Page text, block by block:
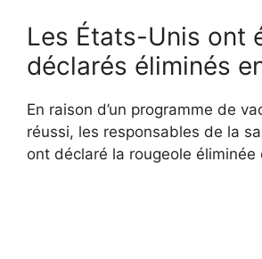
Les États-Unis ont
déclarés éliminés
En raison d’un programme de
réussi, les responsables de la
ont déclaré la rougeole éliminée